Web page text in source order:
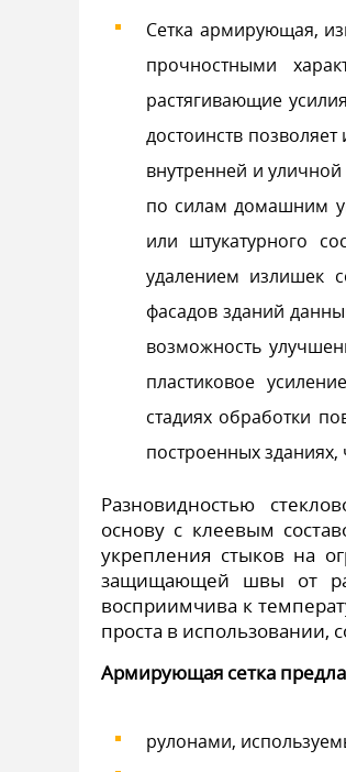
Сетка армирующая,
прочностными
растягивающие
достоинств
внутренней и
по силам домашним
или штукатурного
удалением излишек
фасадов зданий
возможность
пластиковое
стадиях обработки
построенных зданиях,
Разновидностью
основу с клеевым
укрепления стыков на
защищающей швы от
восприимчива к
проста в использовании,
Армирующая сетка
рулонами,